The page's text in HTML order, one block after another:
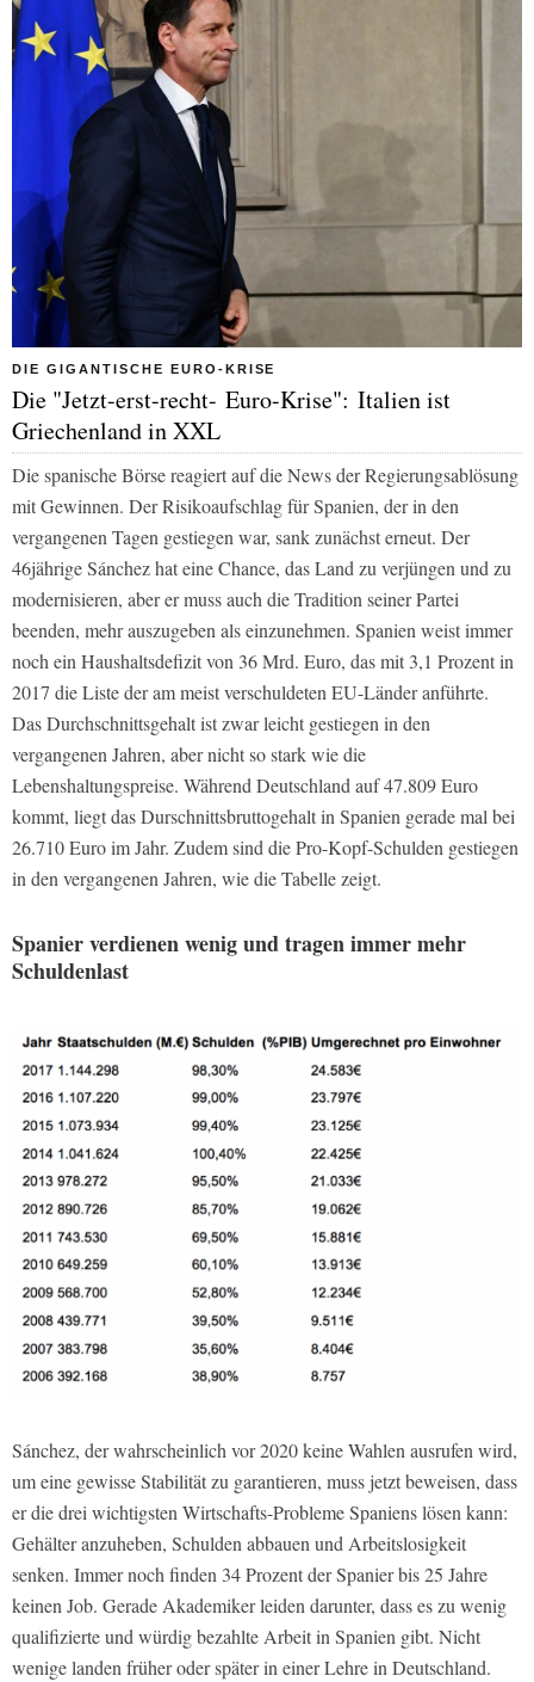
DIE GIGANTISCHE EURO-KRISE
Die "Jetzt-erst-recht- Euro-Krise": Italien ist
Griechenland in XXL
Die spanische Börse reagiert auf die News der Regierungsablösung
mit Gewinnen. Der Risikoaufschlag für Spanien, der in den
vergangenen Tagen gestiegen war, sank zunächst erneut. Der
46jährige Sánchez hat eine Chance, das Land zu verjüngen und zu
modernisieren, aber er muss auch die Tradition seiner Partei
beenden, mehr auszugeben als einzunehmen. Spanien weist immer
noch ein Haushaltsdefizit von 36 Mrd. Euro, das mit 3,1 Prozent in
2017 die Liste der am meist verschuldeten EU-Länder anführte.
Das Durchschnittsgehalt ist zwar leicht gestiegen in den
vergangenen Jahren, aber nicht so stark wie die
Lebenshaltungspreise. Während Deutschland auf 47.809 Euro
kommt, liegt das Durschnittsbruttogehalt in Spanien gerade mal bei
26.710 Euro im Jahr. Zudem sind die Pro-Kopf-Schulden gestiegen
in den vergangenen Jahren, wie die Tabelle zeigt.
Spanier verdienen wenig und tragen immer mehr
Schuldenlast
Sánchez, der wahrscheinlich vor 2020 keine Wahlen ausrufen wird,
um eine gewisse Stabilität zu garantieren, muss jetzt beweisen, dass
er die drei wichtigsten Wirtschafts-Probleme Spaniens lösen kann:
Gehälter anzuheben, Schulden abbauen und Arbeitslosigkeit
senken. Immer noch finden 34 Prozent der Spanier bis 25 Jahre
keinen Job. Gerade Akademiker leiden darunter, dass es zu wenig
qualifizierte und würdig bezahlte Arbeit in Spanien gibt. Nicht
wenige landen früher oder später in einer Lehre in Deutschland.